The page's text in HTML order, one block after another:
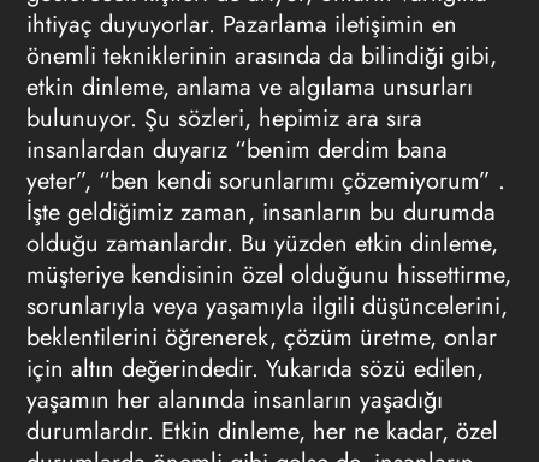
ihtiyaç duyuyorlar. Pazarlama iletişimin en
önemli tekniklerinin arasında da bilindiği gibi,
etkin dinleme, anlama ve algılama unsurları
bulunuyor. Şu sözleri, hepimiz ara sıra
insanlardan duyarız “benim derdim bana
yeter”, “ben kendi sorunlarımı çözemiyorum” .
İşte geldiğimiz zaman, insanların bu durumda
olduğu zamanlardır. Bu yüzden etkin dinleme,
müşteriye kendisinin özel olduğunu hissettirme,
sorunlarıyla veya yaşamıyla ilgili düşüncelerini,
beklentilerini öğrenerek, çözüm üretme, onlar
için altın değerindedir. Yukarıda sözü edilen,
yaşamın her alanında insanların yaşadığı
durumlardır. Etkin dinleme, her ne kadar, özel